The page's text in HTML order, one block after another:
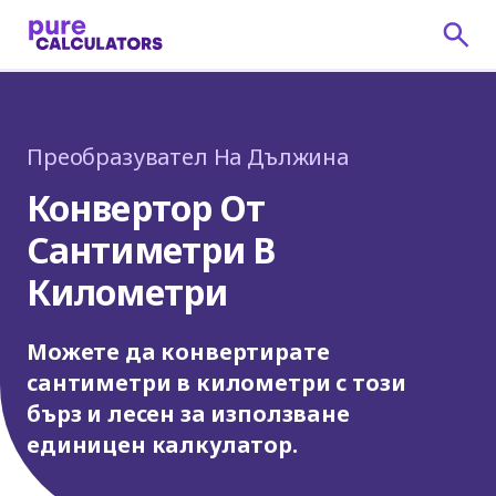
Преобразувател На Дължина
Конвертор От
Сантиметри В
Километри
Можете да конвертирате
сантиметри в километри с този
бърз и лесен за използване
единицен калкулатор.